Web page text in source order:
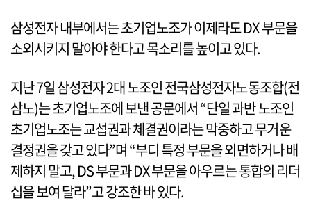
삼성전자 내부에서는 초기업노조가 이제라도 DX 부문을
소외시키지 말아야 한다고 목소리를 높이고 있다.
지난 7일 삼성전자 2대 노조인 전국삼성전자노동조합(전
삼노)는 초기업노조에 보낸 공문에서 “단일 과반 노조인
초기업노조는 교섭권과 체결권이라는 막중하고 무거운
결정권을 갖고 있다”며 “부디 특정 부문을 외면하거나 배
제하지 말고, DS 부문과 DX 부문을 아우르는 통합의 리더
십을 보여 달라”고 강조한 바 있다.